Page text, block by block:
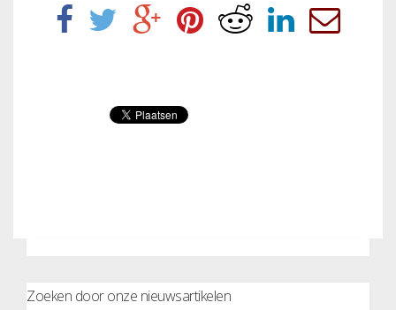
Zoeken door onze nieuwsartikelen